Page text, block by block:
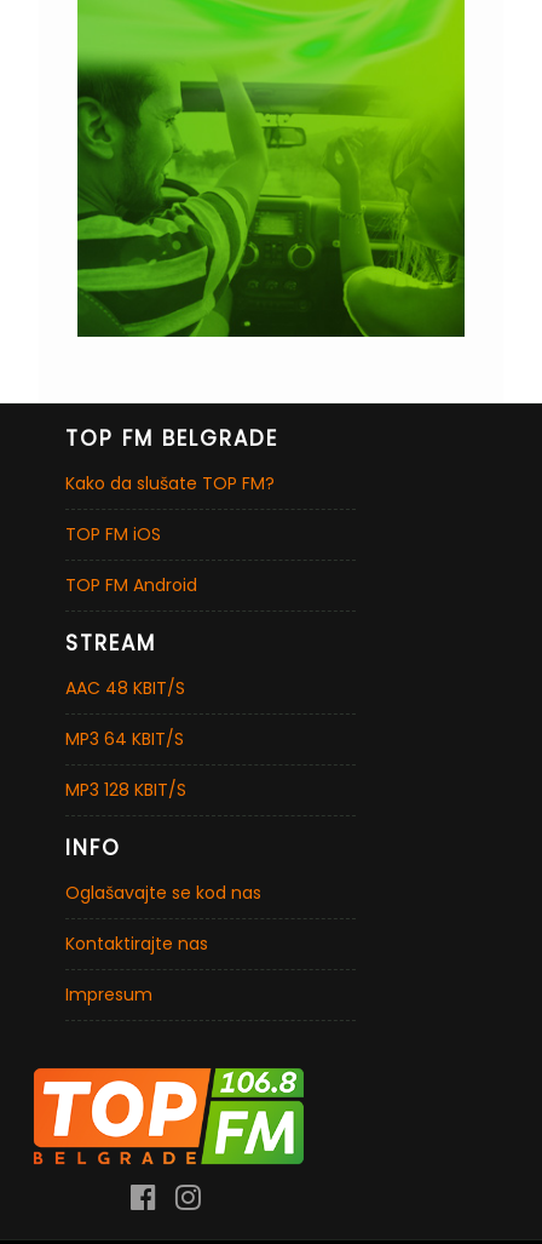
TOP FM BELGRADE
Kako da slušate TOP FM?
TOP FM iOS
TOP FM Android
STREAM
AAC 48 KBIT/S
MP3 64 KBIT/S
MP3 128 KBIT/S
INFO
Oglašavajte se kod nas
Kontaktirajte nas
Impresum